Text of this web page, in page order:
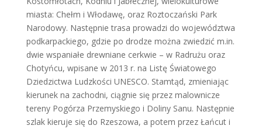
miasta: Chełm i Włodawę, oraz Roztoczański Park
Narodowy. Następnie trasa prowadzi do województwa
podkarpackiego, gdzie po drodze można zwiedzić m.in.
dwie wspaniałe drewniane cerkwie – w Radrużu oraz
Chotyńcu, wpisane w 2013 r. na Listę Światowego
Dziedzictwa Ludzkości UNESCO. Stamtąd, zmieniając
kierunek na zachodni, ciągnie się przez malownicze
tereny Pogórza Przemyskiego i Doliny Sanu. Następnie
szlak kieruje się do Rzeszowa, a potem przez Łańcut i